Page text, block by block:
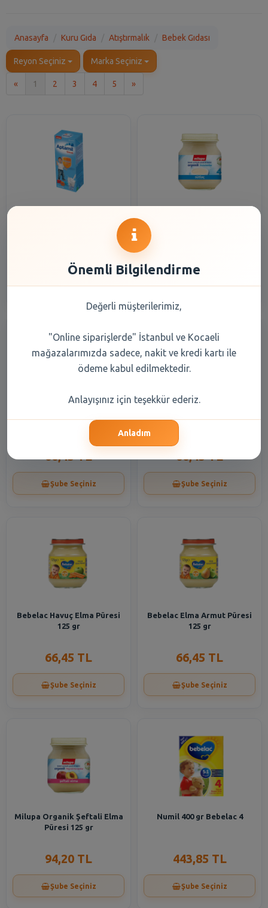
Anasayfa Kuru Gıda Atıştırmalık Bebek Gıdası
Reyon Seçiniz Marka Seçiniz
« 1 2 3 4 5 »Son
Maması 125 gr
66,45 TL
Şube Seçiniz
66,45 TL
Şube Seçiniz
Bebelac Havuç Elma Püresi
125 gr
66,45 TL
Şube Seçiniz
Bebelac Elma Armut Püresi
125 gr
66,45 TL
Şube Seçiniz
Milupa Organik Şeftali Elma
Püresi 125 gr
94,20 TL
Şube Seçiniz
Numil 400 gr Bebelac 4
443,85 TL
Şube Seçiniz
Önemli Bilgilendirme
Değerli müşterilerimiz,
"Online siparişlerde" İstanbul ve Kocaeli
mağazalarımızda sadece, nakit ve kredi kartı ile
ödeme kabul edilmektedir.
Anlayışınız için teşekkür ederiz.
Anladım